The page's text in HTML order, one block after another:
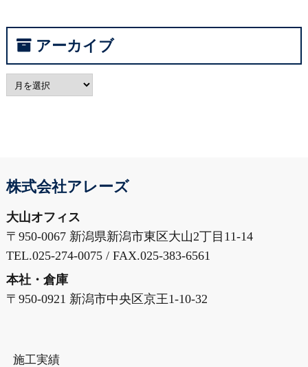
アーカイブ
株式会社アレーズ
大山オフィス
〒950-0067 新潟県新潟市東区大山2丁目11-14
TEL.025-274-0075 / FAX.025-383-6561
本社・倉庫
〒950-0921 新潟市中央区京王1-10-32
施工実績